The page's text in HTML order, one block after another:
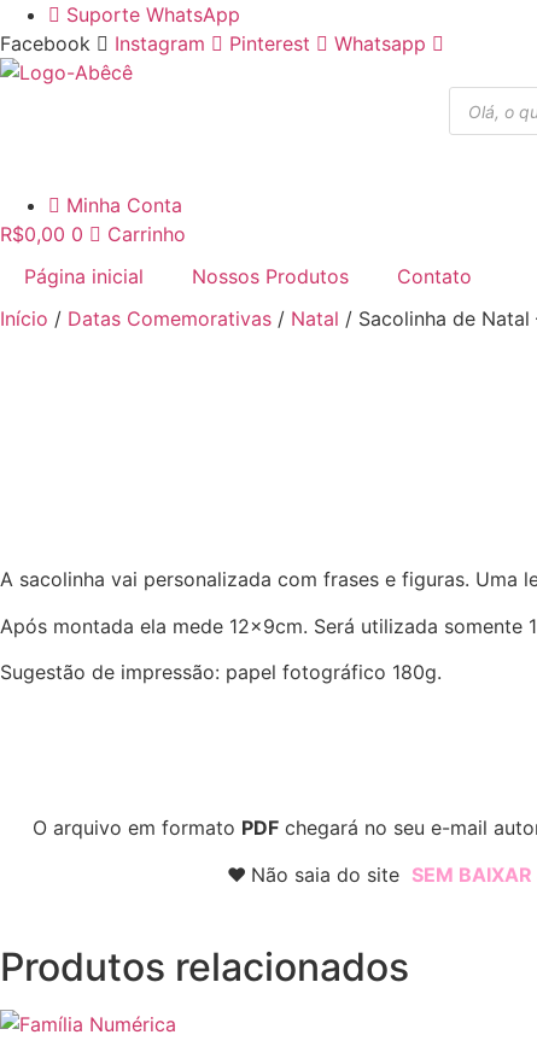
para
o
Suporte WhatsApp
Facebook
Instagram Pinterest Whatsapp
Pesquisar
produtos
Minha Conta
R$0,00 0
Carrinho
Página inicial
Nossos Produtos
Contato
Início / Datas Comemorativas / Natal / Sacolinha de Natal
A sacolinha vai personalizada com frases e figuras. Uma
Após montada ela mede 12x9cm. Será utilizada somente
Sugestão de impressão: papel fotográfico 180g.
O arquivo em formato PDF chegará no seu e-mail
♥ Não saia do site SEM BAIXAR
Produtos relacionados